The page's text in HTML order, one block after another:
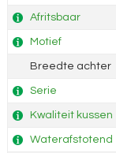
Afritsbaar
Motief
Breedte achter
Serie
Kwaliteit kussen
Waterafstotend